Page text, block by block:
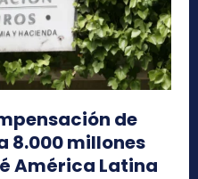
de
8.000 millones
América Latina